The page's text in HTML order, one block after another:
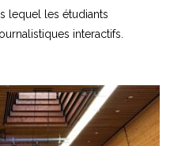
lequel les étudiants
interactifs.